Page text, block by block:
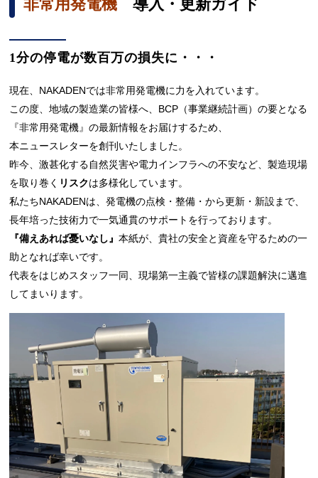
非常用発電機 導入・更新ガイド
1分の停電が数百万の損失に・・・
現在、NAKADENでは非常用発電機に力を入れています。
この度、地域の製造業の皆様へ、BCP（事業継続計画）の要となる
『非常用発電機』の最新情報をお届けするため、
本ニュースレターを創刊いたしました。
昨今、激甚化する自然災害や電力インフラへの不安など、製造現場
を取り巻く リスクは多様化しています。
私たちNAKADENは、発電機の点検・整備・から更新・新設まで、
長年培った技術力で一気通貫のサポートを行っております。
『備えあれば憂いなし』本紙が、貴社の安全と資産を守るための一
助となれば幸いです。
代表をはじめスタッフ一同、現場第一主義で皆様の課題解決に邁進
してまいります。